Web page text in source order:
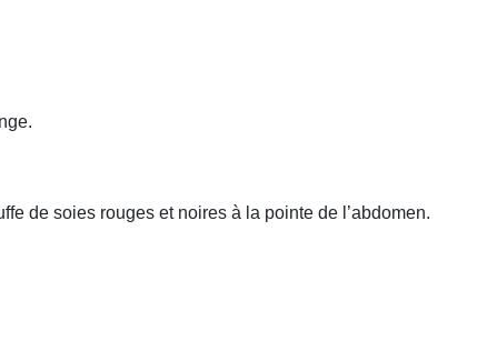
de soies rouges et noires à la pointe de l’abdomen.